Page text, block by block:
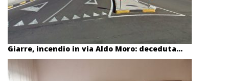
Giarre, incendio in via Aldo Moro: deceduta...